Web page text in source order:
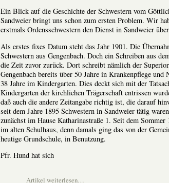
Ein Blick auf die Geschichte der Schwestern vom
Sandweier bringt uns schon zum ersten Problem. Wir
erstmals Ordensschwestern den Dienst in Sandweier
Als erstes fixes Datum steht das Jahr 1901. Die
Schwestern aus Gengenbach. Doch ein Schreiben aus
die Zeit zuvor zurück. Dort schreibt nämlich der
Gengenbach bereits über 50 Jahre in Krankenpflege und
38 Jahre im Kindergarten. Dies deckt sich mit der
Kindergarten der kirchlichen Trägerschaft entrissen
daß auch die andere Zeitangabe richtig ist, die darauf
seit dem Jahre 1895 Schwestern in Sandweier tätig
zunächst im Hause Katharinastraße 1. Seit dem Sommer
im alten Schulhaus, denn damals ging das von der
heutige Grundschule, in Benutzung.
Pfr. Hund hat sich
Artikel weiterlesen…